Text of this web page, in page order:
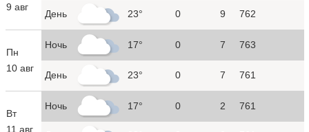
9 авг
День 23° 0 9 762
Пн
10 авг
Ночь 17° 0 7 763
День 23° 0 7 761
Вт
11 авг
Ночь 17° 0 2 761